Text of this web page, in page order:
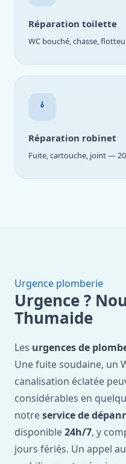
Réparation toilette
WC bouché, chasse,
Réparation robinet
Fuite, cartouche, joint —
Urgence plomberie
Urgence ?
Thumaide
Les urgences de
Une fuite soudaine, un
canalisation éclatée
considérables en
notreservice de
disponible24h/7, y
jours fériés. Un appel au